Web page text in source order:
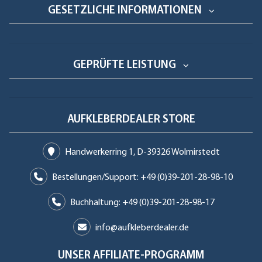
GESETZLICHE INFORMATIONEN
GEPRÜFTE LEISTUNG
AUFKLEBERDEALER STORE
Handwerkerring 1, D-39326 Wolmirstedt
Bestellungen/Support: +49 (0)39-201-28-98-10
Buchhaltung: +49 (0)39-201-28-98-17
info@aufkleberdealer.de
UNSER AFFILIATE-PROGRAMM